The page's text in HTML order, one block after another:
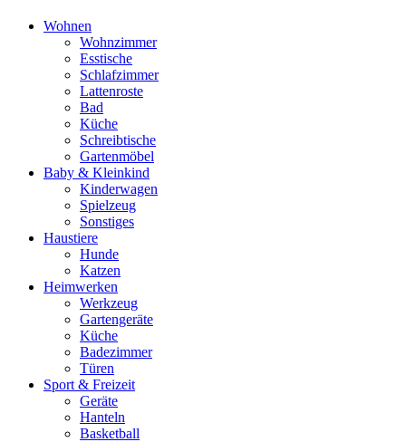
Wohnen
Wohnzimmer
Esstische
Schlafzimmer
Lattenroste
Bad
Küche
Schreibtische
Gartenmöbel
Baby & Kleinkind
Kinderwagen
Spielzeug
Sonstiges
Haustiere
Hunde
Katzen
Heimwerken
Werkzeug
Gartengeräte
Küche
Badezimmer
Türen
Sport & Freizeit
Geräte
Hanteln
Basketball